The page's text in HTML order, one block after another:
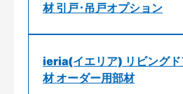
材 引戸･吊戸オプション
ieria(イエリア) リビングド
材 オーダー用部材